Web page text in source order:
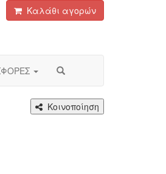
Καλάθι αγορών
Κοινοποίηση